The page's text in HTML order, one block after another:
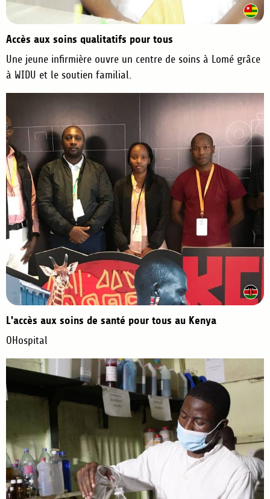
Accès aux soins qualitatifs pour tous
Une jeune infirmière ouvre un centre de soins à Lomé grâce
à WIDU et le soutien familial.
L'accès aux soins de santé pour tous au Kenya
OHospital